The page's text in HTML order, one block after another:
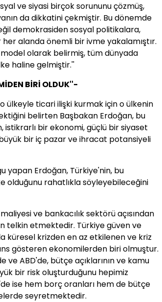
ve siyasi birçok sorununu çözmüş,
da dikkatini çekmiştir. Bu dönemde
demokrasiden sosyal politikalara,
alanda önemli bir ivme yakalamıştır.
olarak belirmiş, tüm dünyada
haline gelmiştir.''
BİRİ OLDUK''-
ülkeyle ticari ilişki kurmak için o ülkenin
belirten Başbakan Erdoğan, bu
bir ekonomi, güçlü bir siyaset
bir iç pazar ve ihracat potansiyeli
yapan Erdoğan, Türkiye'nin, bu
olduğunu rahatlıkla söyleyebileceğini
ve bankacılık sektörü açısından
telkin etmektedir. Türkiye güven ve
küresel krizden en az etkilenen ve kriz
gösteren ekonomilerden biri olmuştur.
ve ABD'de, bütçe açıklarının ve kamu
bir risk oluşturduğunu hepimiz
ise hem borç oranları hem de bütçe
seyretmektedir.